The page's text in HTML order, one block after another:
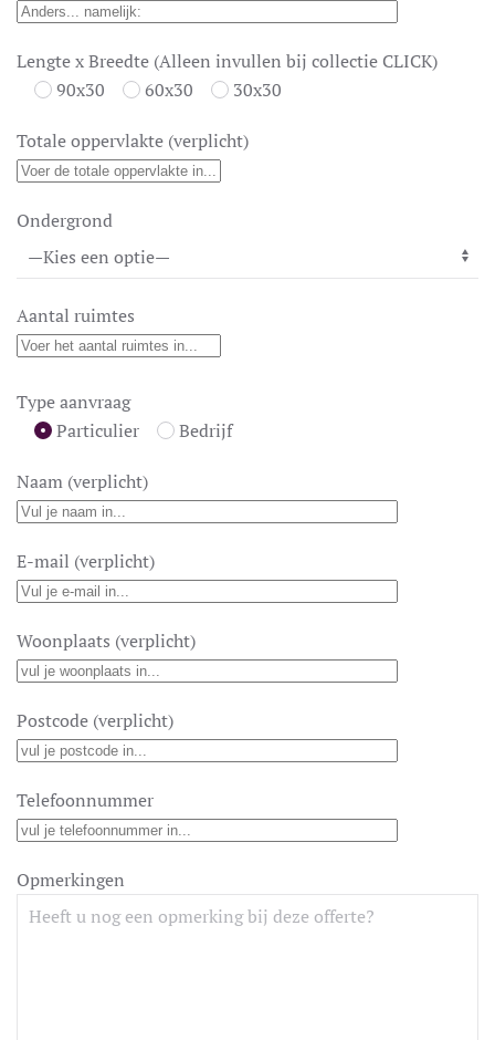
Lengte x Breedte (Alleen invullen bij collectie CLICK)
90x30
60x30 30x30
Totale oppervlakte (verplicht)
Ondergrond
Aantal ruimtes
Type aanvraag
Particulier
Bedrijf
Naam (verplicht)
E-mail (verplicht)
Woonplaats (verplicht)
Postcode (verplicht)
Telefoonnummer
Opmerkingen